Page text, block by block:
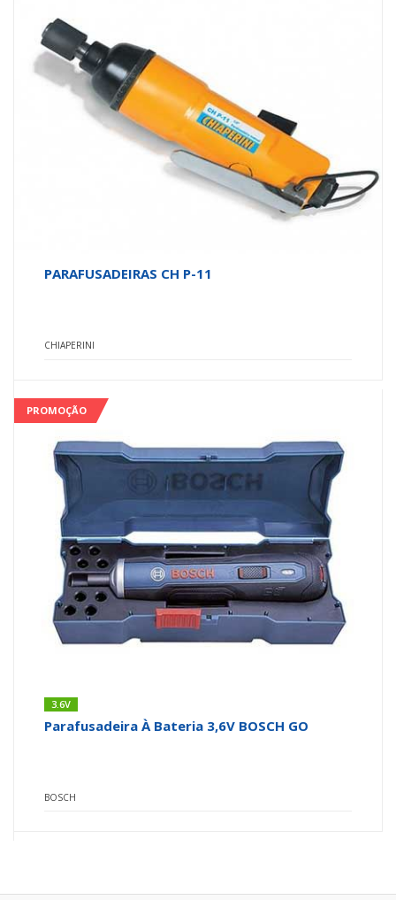
PARAFUSADEIRAS CH P-11
CHIAPERINI
PROMOÇÃO
3.6V
Parafusadeira À Bateria 3,6V BOSCH GO
BOSCH